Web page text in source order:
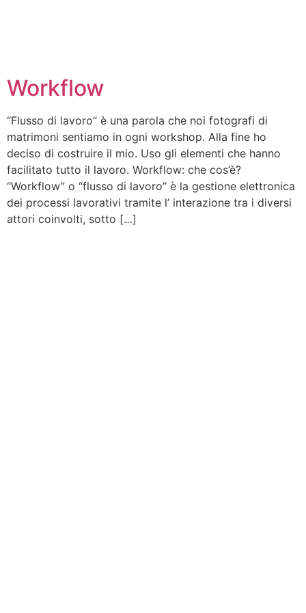
Workflow
“Flusso di lavoro” è una parola che noi fotografi di
matrimoni sentiamo in ogni workshop. Alla fine ho
deciso di costruire il mio. Uso gli elementi che hanno
facilitato tutto il lavoro. Workflow: che cos’è?
“Workflow” o “flusso di lavoro” è la gestione elettronica
dei processi lavorativi tramite l’ interazione tra i diversi
attori coinvolti, sotto […]